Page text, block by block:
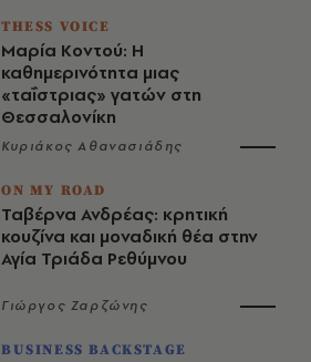
THESS VOICE
Μαρία Κοντού: Η
καθημερινότητα μιας
«ταΐστριας» γατών στη
Θεσσαλονίκη
Κυριάκος Αθανασιάδης
ON MY ROAD
Ταβέρνα Ανδρέας: κρητική
κουζίνα και μοναδική θέα στην
Αγία Τριάδα Ρεθύμνου
Γιώργος Ζαρζώνης
BUSINESS BACKSTAGE